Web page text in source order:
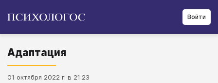
Войти
Адаптация
01 октября 2022 г. в 21:23